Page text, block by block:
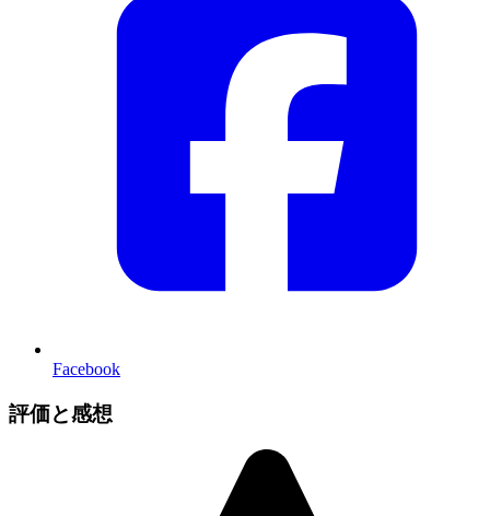
Facebook
評価と感想